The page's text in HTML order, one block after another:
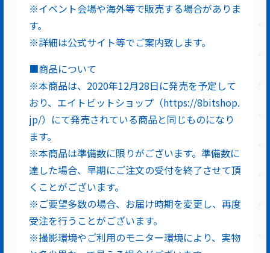
※イベント会場や海外等で販売する場合がありま
す。
※詳細は公式サイト等でご案内致します。
■商品について
※本商品は、2020年12月28日に発売を予定して
おり、エイトビットショップ（https://8bitshop.
jp/）にて発売されている商品と同じものになり
ます。
※本商品は準備数に限りがございます。準備数に
達した場合、早期にご注文の受付を終了させて頂
くことがございます。
※ご要望多数の場合、お届け時期を変更し、再度
受注を行うことがございます。
※撮影環境やご利用のモニター環境により、実物